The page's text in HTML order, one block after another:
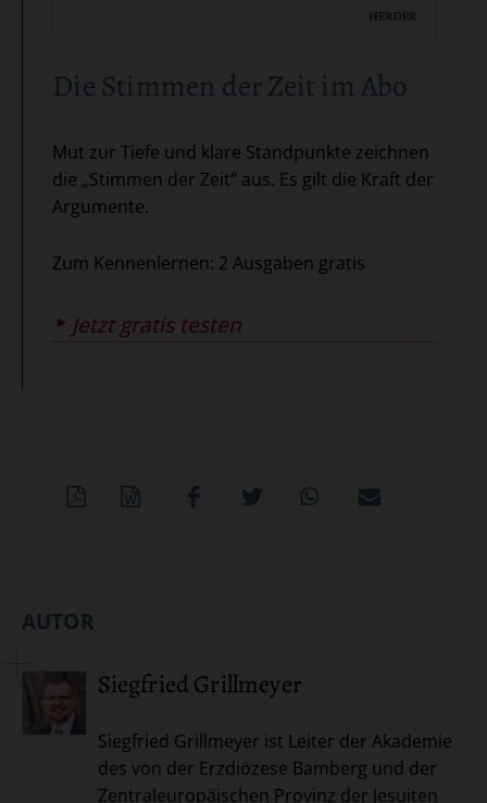
Die Stimmen der Zeit im Abo
Mut zur Tiefe und klare Standpunkte zeichnen
die „Stimmen der Zeit“ aus. Es gilt die Kraft der
Argumente.
Zum Kennenlernen: 2 Ausgaben gratis
Jetzt gratis testen
Überschrift
Artikel-
Infos
AUTOR
Siegfried Grillmeyer
Siegfried Grillmeyer ist Leiter der Akademie
des von der Erzdiözese Bamberg und der
Zentraleuropäischen Provinz der Jesuiten